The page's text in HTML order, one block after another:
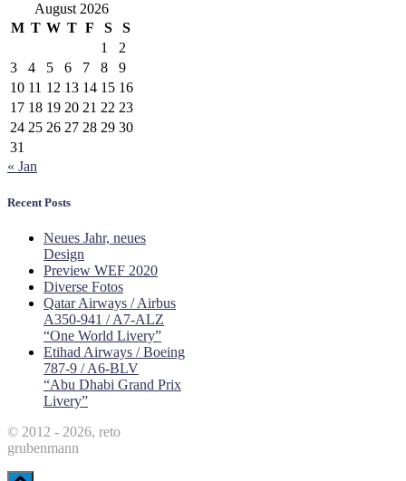
August 2026
M T W T F S
S
1
2
3
4 5 6 7 8
9
10 11 12 13 14 15 16
17 18 19 20 21 22 23
24 25 26 27 28 29 30
31
« Jan
Recent Posts
Neues Jahr, neues
Design
Preview WEF 2020
Diverse Fotos
Qatar Airways / Airbus
A350-941 / A7-ALZ
“One World Livery”
Etihad Airways / Boeing
787-9 / A6-BLV
“Abu Dhabi Grand Prix
Livery”
© 2012 - 2026, reto
grubenmann